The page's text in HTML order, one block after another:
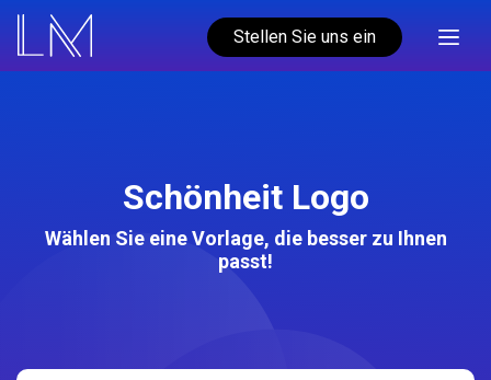
Stellen Sie uns ein
Schönheit Logo
Wählen Sie eine Vorlage, die besser zu Ihnen
passt!